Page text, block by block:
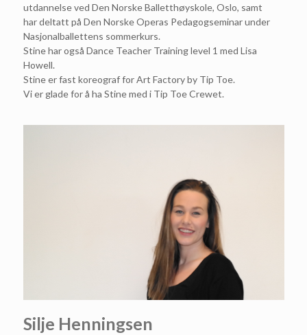
utdannelse ved Den Norske Balletthøyskole, Oslo, samt
har deltatt på Den Norske Operas Pedagogseminar under
Nasjonalballettens sommerkurs.
Stine har også Dance Teacher Training level 1 med Lisa
Howell.
Stine er fast koreograf for Art Factory by Tip Toe.
Vi er glade for å ha Stine med i Tip Toe Crewet.
Silje Henningsen